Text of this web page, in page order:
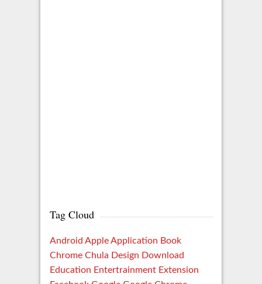
Tag Cloud
Android Apple Application Book
Chrome Chula Design Download
Education Entertrainment Extension